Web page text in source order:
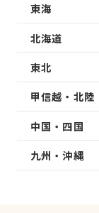
東海
北海道
東北
甲信越・北陸
中国・四国
九州・沖縄